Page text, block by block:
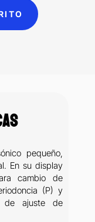
pequeño,
En su display
cambio de
(P) y
de ajuste de